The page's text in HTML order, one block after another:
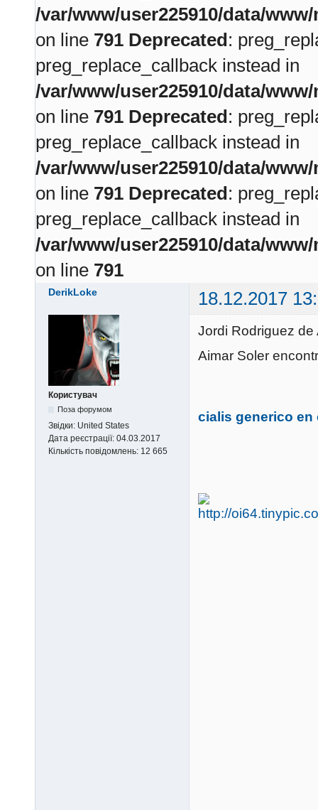
/var/www/user225910/data/
on line 791 Deprecated:
preg_replace_callback instead in
/var/www/user225910/data/
on line 791 Deprecated:
preg_replace_callback instead in
/var/www/user225910/data/
on line 791 Deprecated:
preg_replace_callback instead in
/var/www/user225910/data/
on line 791
DerikLoke 18.12.2017
Користувач
Поза форумом
Звідки: United States
Дата реєстрації: 04.03.2017
Кількість повідомлень: 12 665
Jordi Rodriguez
Aimar Soler
cialis generico en